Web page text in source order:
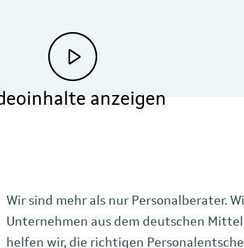
anzeigen
Wir sind mehr als nur Personalberater.
Unternehmen aus dem deutschen
helfen wir, die richtigen